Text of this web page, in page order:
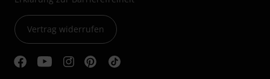
Vertrag widerrufen